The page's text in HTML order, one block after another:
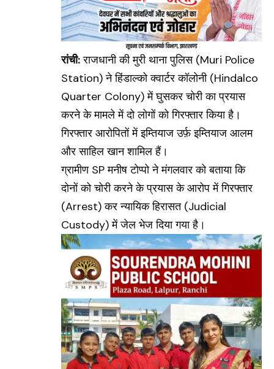
रांची:राजधानी की मुरी थाना पुलिस (Muri Police
Station) ने हिंडाल्को क्वार्टर कॉलोनी (Hindalco
Quarter Colony) में घुसकर चोरी का प्रयास
करने के मामले में दो लोगों को गिरफ्तार किया है।
गिरफ्तार आरोपितों में इम्तियाज उर्फ़ इम्तियाज आलम
और साहिल खान शामिल हैं।
ग्रामीण SP मनीष टोप्पो ने मंगलवार को बताया कि
दोनों को चोरी करने के प्रयास के आरोप में गिरफ्तार
(Arrest) कर न्यायिक हिरासत (Judicial
Custody) में जेल भेज दिया गया है।